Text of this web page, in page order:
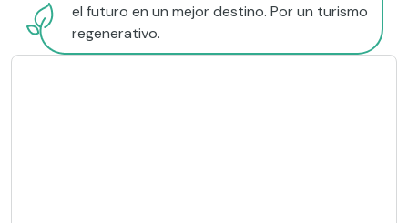
el futuro en un mejor destino. Por un turismo
regenerativo.